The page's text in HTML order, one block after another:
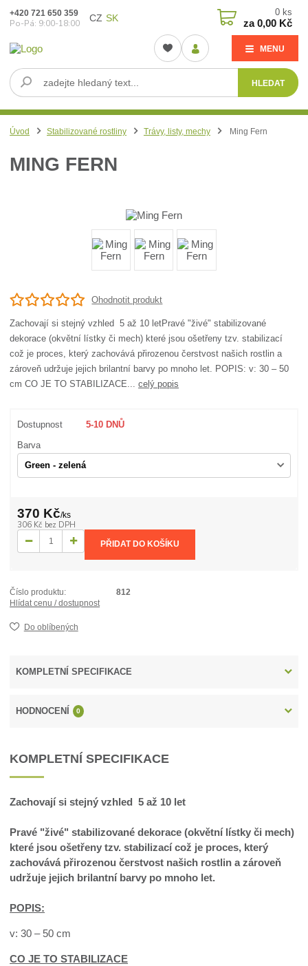
CZ SK
MENU
HLEDAT
+420 721 650 359
Po-Pá: 9:00-18:00
0 ks
za0,00 Kč
Úvod Stabilizované rostliny Trávy, listy, mechy Ming Fern
MING FERN
Ohodnotit produkt
Zachovají si stejný vzhled 5 až 10 letPravé "živé" stabilizované
dekorace (okvětní lístky či mech) které jsou ošetřeny tzv. stabilizací
což je proces, který zachovává přirozenou čerstvost našich rostlin a
zároveň udržuje jejich brilantní barvy po mnoho let. POPIS: v: 30 – 50
cm CO JE TO STABILIZACE...celý popis
Dostupnost 5-10 DNŮ
Barva
370 Kč/ks
306 Kč bez DPH
PŘIDAT DO KOŠÍKU
Číslo produktu:
812
Hlídat cenu / dostupnost
Do oblíbených
KOMPLETNÍ SPECIFIKACE
HODNOCENÍ 0
KOMPLETNÍ SPECIFIKACE
Zachovají si stejný vzhled 5 až 10 let
Pravé "živé" stabilizované dekorace (okvětní lístky či mech)
které jsou ošetřeny tzv. stabilizací což je proces, který
zachovává přirozenou čerstvost našich rostlin a zároveň
udržuje jejich brilantní barvy po mnoho let.
POPIS:
v: 30 – 50 cm
CO JE TO STABILIZACE